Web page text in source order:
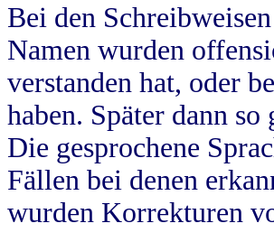
Bei den
Namen wurden
verstanden hat, oder
haben. Später dann
Die gesprochene
Fällen bei denen
wurden Korrekturen